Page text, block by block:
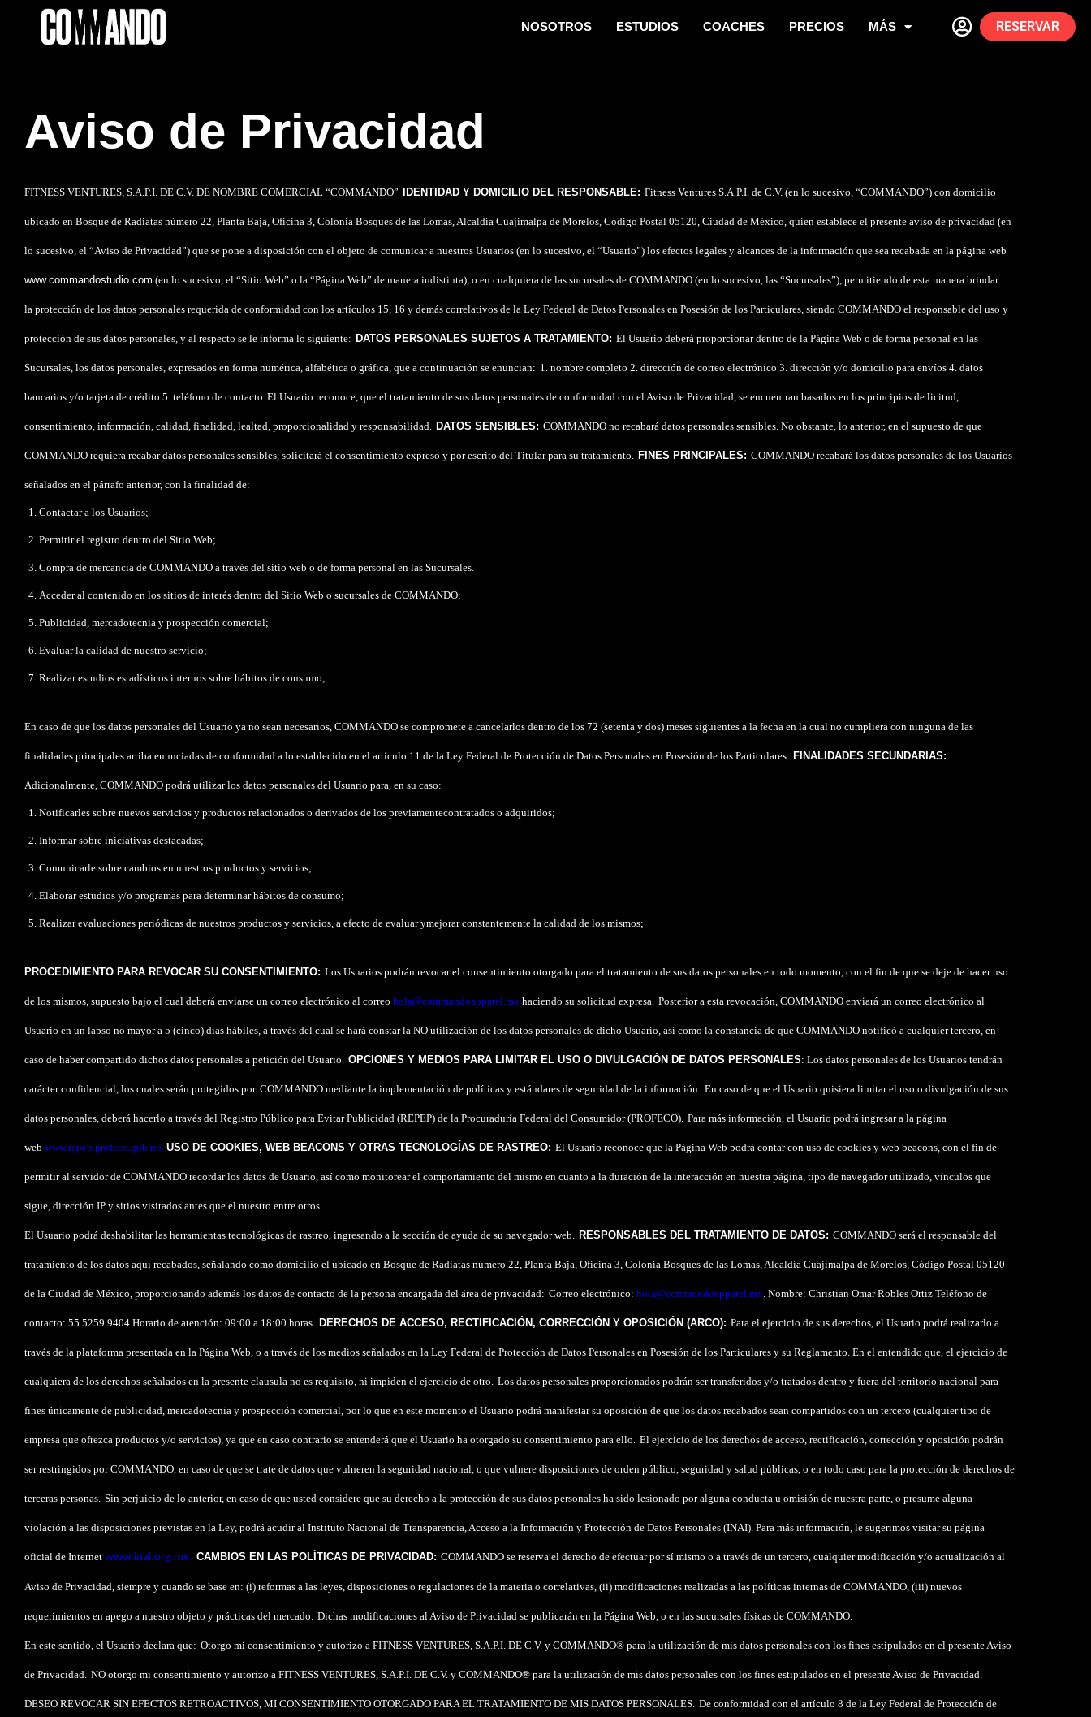
NOSOTROS ESTUDIOS COACHES PRECIOS MÁS RESERVAR
Aviso de Privacidad
FITNESS VENTURES, S.A.P.I. DE C.V. DE NOMBRE COMERCIAL “COMMANDO” IDENTIDAD Y DOMICILIO DEL RESPONSABLE: Fitness Ventures S.A.P.I. de C.V. (en lo sucesivo, “COMMANDO”) con domicilio
ubicado en Bosque de Radiatas número 22, Planta Baja, Oficina 3, Colonia Bosques de las Lomas, Alcaldía Cuajimalpa de Morelos, Código Postal 05120, Ciudad de México, quien establece el presente aviso de privacidad (en
lo sucesivo, el “Aviso de Privacidad”) que se pone a disposición con el objeto de comunicar a nuestros Usuarios (en lo sucesivo, el “Usuario”) los efectos legales y alcances de la información que sea recabada en la página web
www.commandostudio.com (en lo sucesivo, el “Sitio Web” o la “Página Web” de manera indistinta), o en cualquiera de las sucursales de COMMANDO (en lo sucesivo, las “Sucursales”), permitiendo de esta manera brindar
la protección de los datos personales requerida de conformidad con los artículos 15, 16 y demás correlativos de la Ley Federal de Datos Personales en Posesión de los Particulares, siendo COMMANDO el responsable del uso y
protección de sus datos personales, y al respecto se le informa lo siguiente: DATOS PERSONALES SUJETOS A TRATAMIENTO: El Usuario deberá proporcionar dentro de la Página Web o de forma personal en las
Sucursales, los datos personales, expresados en forma numérica, alfabética o gráfica, que a continuación se enuncian: 1. nombre completo 2. dirección de correo electrónico 3. dirección y/o domicilio para envíos 4. datos
bancarios y/o tarjeta de crédito 5. teléfono de contacto El Usuario reconoce, que el tratamiento de sus datos personales de conformidad con el Aviso de Privacidad, se encuentran basados en los principios de licitud,
consentimiento, información, calidad, finalidad, lealtad, proporcionalidad y responsabilidad. DATOS SENSIBLES: COMMANDO no recabará datos personales sensibles. No obstante, lo anterior, en el supuesto de que
COMMANDO requiera recabar datos personales sensibles, solicitará el consentimiento expreso y por escrito del Titular para su tratamiento. FINES PRINCIPALES: COMMANDO recabará los datos personales de los Usuarios
señalados en el párrafo anterior, con la finalidad de:
Contactar a los Usuarios;
Permitir el registro dentro del Sitio Web;
Compra de mercancía de COMMANDO a través del sitio web o de forma personal en las Sucursales.
Acceder al contenido en los sitios de interés dentro del Sitio Web o sucursales de COMMANDO;
Publicidad, mercadotecnia y prospección comercial;
Evaluar la calidad de nuestro servicio;
Realizar estudios estadísticos internos sobre hábitos de consumo;
En caso de que los datos personales del Usuario ya no sean necesarios, COMMANDO se compromete a cancelarlos dentro de los 72 (setenta y dos) meses siguientes a la fecha en la cual no cumpliera con ninguna de las
finalidades principales arriba enunciadas de conformidad a lo establecido en el artículo 11 de la Ley Federal de Protección de Datos Personales en Posesión de los Particulares. FINALIDADES SECUNDARIAS:
Adicionalmente, COMMANDO podrá utilizar los datos personales del Usuario para, en su caso:
Notificarles sobre nuevos servicios y productos relacionados o derivados de los previamentecontratados o adquiridos;
Informar sobre iniciativas destacadas;
Comunicarle sobre cambios en nuestros productos y servicios;
Elaborar estudios y/o programas para determinar hábitos de consumo;
Realizar evaluaciones periódicas de nuestros productos y servicios, a efecto de evaluar ymejorar constantemente la calidad de los mismos;
PROCEDIMIENTO PARA REVOCAR SU CONSENTIMIENTO: Los Usuarios podrán revocar el consentimiento otorgado para el tratamiento de sus datos personales en todo momento, con el fin de que se deje de hacer uso
de los mismos, supuesto bajo el cual deberá enviarse un correo electrónico al correo hola@commandoapparel.mx haciendo su solicitud expresa. Posterior a esta revocación, COMMANDO enviará un correo electrónico al
Usuario en un lapso no mayor a 5 (cinco) días hábiles, a través del cual se hará constar la NO utilización de los datos personales de dicho Usuario, así como la constancia de que COMMANDO notificó a cualquier tercero, en
caso de haber compartido dichos datos personales a petición del Usuario. OPCIONES Y MEDIOS PARA LIMITAR EL USO O DIVULGACIÓN DE DATOS PERSONALES: Los datos personales de los Usuarios tendrán
carácter confidencial, los cuales serán protegidos por COMMANDO mediante la implementación de políticas y estándares de seguridad de la información. En caso de que el Usuario quisiera limitar el uso o divulgación de sus
datos personales, deberá hacerlo a través del Registro Público para Evitar Publicidad (REPEP) de la Procuraduría Federal del Consumidor (PROFECO). Para más información, el Usuario podrá ingresar a la página
web www.repep.profeco.gob.mx USO DE COOKIES, WEB BEACONS Y OTRAS TECNOLOGÍAS DE RASTREO: El Usuario reconoce que la Página Web podrá contar con uso de cookies y web beacons, con el fin de
permitir al servidor de COMMANDO recordar los datos de Usuario, así como monitorear el comportamiento del mismo en cuanto a la duración de la interacción en nuestra página, tipo de navegador utilizado, vínculos que
sigue, dirección IP y sitios visitados antes que el nuestro entre otros.
El Usuario podrá deshabilitar las herramientas tecnológicas de rastreo, ingresando a la sección de ayuda de su navegador web. RESPONSABLES DEL TRATAMIENTO DE DATOS: COMMANDO será el responsable del
tratamiento de los datos aquí recabados, señalando como domicilio el ubicado en Bosque de Radiatas número 22, Planta Baja, Oficina 3, Colonia Bosques de las Lomas, Alcaldía Cuajimalpa de Morelos, Código Postal 05120
de la Ciudad de México, proporcionando además los datos de contacto de la persona encargada del área de privacidad: Correo electrónico: hola@commandoapparel.mx. Nombre: Christian Omar Robles Ortiz Teléfono de
contacto: 55 5259 9404 Horario de atención: 09:00 a 18:00 horas. DERECHOS DE ACCESO, RECTIFICACIÓN, CORRECCIÓN Y OPOSICIÓN (ARCO): Para el ejercicio de sus derechos, el Usuario podrá realizarlo a
través de la plataforma presentada en la Página Web, o a través de los medios señalados en la Ley Federal de Protección de Datos Personales en Posesión de los Particulares y su Reglamento. En el entendido que, el ejercicio de
cualquiera de los derechos señalados en la presente clausula no es requisito, ni impiden el ejercicio de otro. Los datos personales proporcionados podrán ser transferidos y/o tratados dentro y fuera del territorio nacional para
fines únicamente de publicidad, mercadotecnia y prospección comercial, por lo que en este momento el Usuario podrá manifestar su oposición de que los datos recabados sean compartidos con un tercero (cualquier tipo de
empresa que ofrezca productos y/o servicios), ya que en caso contrario se entenderá que el Usuario ha otorgado su consentimiento para ello. El ejercicio de los derechos de acceso, rectificación, corrección y oposición podrán
ser restringidos por COMMANDO, en caso de que se trate de datos que vulneren la seguridad nacional, o que vulnere disposiciones de orden público, seguridad y salud públicas, o en todo caso para la protección de derechos de
terceras personas. Sin perjuicio de lo anterior, en caso de que usted considere que su derecho a la protección de sus datos personales ha sido lesionado por alguna conducta u omisión de nuestra parte, o presume alguna
violación a las disposiciones previstas en la Ley, podrá acudir al Instituto Nacional de Transparencia, Acceso a la Información y Protección de Datos Personales (INAI). Para más información, le sugerimos visitar su página
oficial de Internet www.inai.org.mx. CAMBIOS EN LAS POLÍTICAS DE PRIVACIDAD: COMMANDO se reserva el derecho de efectuar por sí mismo o a través de un tercero, cualquier modificación y/o actualización al
Aviso de Privacidad, siempre y cuando se base en: (i) reformas a las leyes, disposiciones o regulaciones de la materia o correlativas, (ii) modificaciones realizadas a las políticas internas de COMMANDO, (iii) nuevos
requerimientos en apego a nuestro objeto y prácticas del mercado. Dichas modificaciones al Aviso de Privacidad se publicarán en la Página Web, o en las sucursales físicas de COMMANDO.
En este sentido, el Usuario declara que: Otorgo mi consentimiento y autorizo a FITNESS VENTURES, S.A.P.I. DE C.V. y COMMANDO® para la utilización de mis datos personales con los fines estipulados en el presente Aviso
de Privacidad. NO otorgo mi consentimiento y autorizo a FITNESS VENTURES, S.A.P.I. DE C.V. y COMMANDO® para la utilización de mis datos personales con los fines estipulados en el presente Aviso de Privacidad.
DESEO REVOCAR SIN EFECTOS RETROACTIVOS, MI CONSENTIMIENTO OTORGADO PARA EL TRATAMIENTO DE MIS DATOS PERSONALES. De conformidad con el artículo 8 de la Ley Federal de Protección de